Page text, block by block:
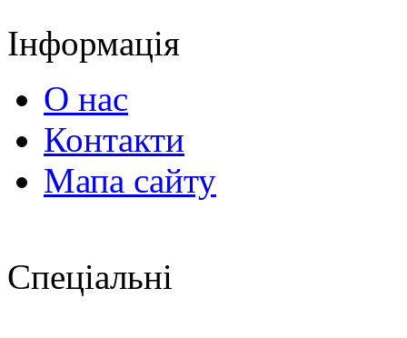
Інформація
О нас
Контакти
Мапа сайту
Спеціальні